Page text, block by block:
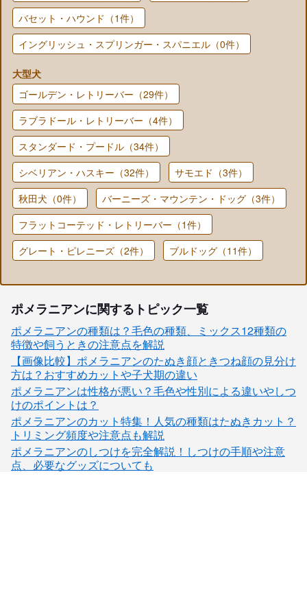
バセット・ハウンド（1件）
イングリッシュ・スプリンガー・スパニエル（0件）
大型犬
ゴールデン・レトリーバー（29件）
ラブラドール・レトリーバー（4件）
スタンダード・プードル（34件）
シベリアン・ハスキー（32件）
サモエド（3件）
秋田犬（0件）
バーニーズ・マウンテン・ドッグ（3件）
フラットコーテッド・レトリーバー（1件）
グレート・ピレニーズ（2件）
ブルドッグ（11件）
ポメラニアンに関するトピック一覧
ポメラニアンの種類は？毛色の種類、ミックス12種類の
特徴や飼うときの注意点を解説
【画像比較】ポメラニアンのたぬき顔ときつね顔の見分け
方は？おすすめカットや子犬期の違い
ポメラニアンは性格が悪い？毛色や性別による違いやしつ
けのポイントは？
ポメラニアンのカット特集！人気の種類はたぬきカット？
トリミング頻度や注意点も解説
ポメラニアンのしつけを完全解説！しつけの手順や注意
点、必要なグッズについても